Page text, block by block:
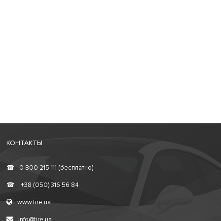
КОНТАКТЫ
☎ 0 800 215 111 (бесплатно)
☎ +38 (050) 316 56 84
www.tire.ua